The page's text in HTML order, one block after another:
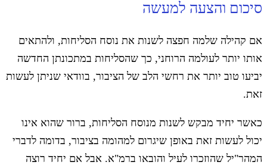
סיכום והצעה למעשה
אם קהילה שלמה חפצה לשנות את נוסח הסליחות, ולהתאים
אותו יותר לעולמה הרוחני, כך שהסליחות במתכונתן החדשה
יביעו טוב יותר את רחשי הלב של הציבור, בוודאי שניתן לעשות
זאת.
כאשר יחיד מבקש לשנות מנוסח הסליחות, ברור שהוא אינו
יכול לעשות זאת באופן שיגרום למהומה בציבור, בדומה לדברי
המהר"יל שהוזכרו לעיל והובאו ברמ"א. אבל אם יחיד רוצה